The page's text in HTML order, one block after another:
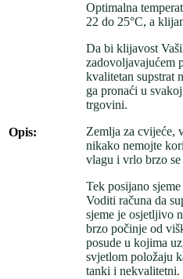
Opis:
Optimalna
22 do 25°C, a
Da bi klijavost
zadovoljavajućem
kvalitetan supstrat
ga pronaći u
trgovini.
Zemlja za cvijeće,
nikako nemojte
vlagu i vrlo brzo
Tek posijano
Voditi računa da
sjeme je osjetljivo
brzo počinje od
posude u kojima
svjetlom položaju
tanki i nekvalitetni.